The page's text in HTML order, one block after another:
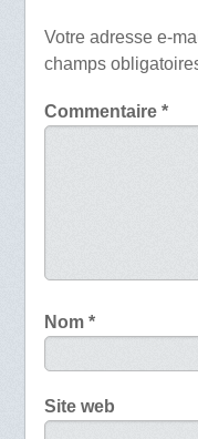
Votre adresse e-
champs
Commentaire *
Nom *
Site web